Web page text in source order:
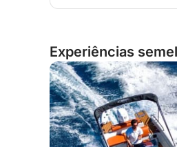
Experiências